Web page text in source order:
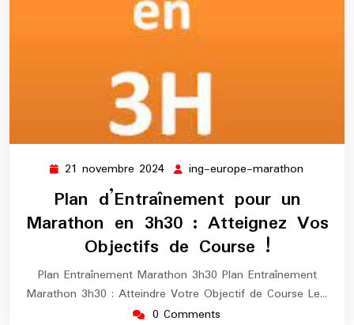
21 novembre 2024 21
2024
ing-europe-marathon
Plan d’Entraînement pour un
Marathon en 3h30 : Atteignez Vos
Objectifs de Course !
Plan Entraînement Marathon 3h30 Plan Entraînement
Marathon 3h30 : Atteindre Votre Objectif de Course Le…
0 Comments